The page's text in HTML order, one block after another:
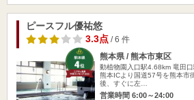
ピースフル優祐悠
3.3点/ 6 件
熊本県 / 熊本市東区
動植物園入口駅4.68km 竜田
熊本ICより国道57号を熊本市
後、すぐに左…
営業時間 6:00～24:00